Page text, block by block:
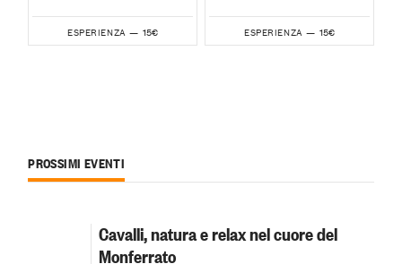
ESPERIENZA — 15€ ESPERIENZA — 15€
PROSSIMI EVENTI
Cavalli, natura e relax nel cuore del
Monferrato